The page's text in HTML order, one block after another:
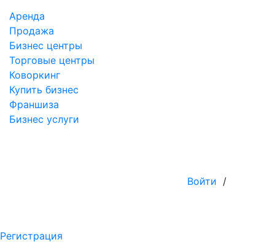
Аренда
Продажа
Бизнес центры
Торговые центры
Коворкинг
Купить бизнес
Франшиза
Бизнес услуги
Войти /
Регистрация